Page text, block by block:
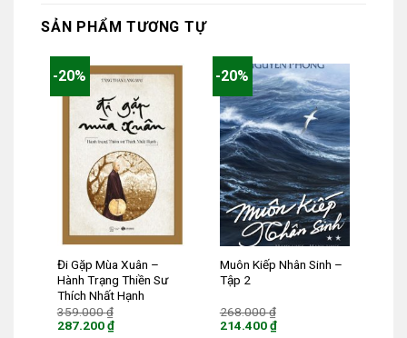
SẢN PHẨM TƯƠNG TỰ
-20%
Đi Gặp Mùa Xuân –
Hành Trạng Thiền Sư
Thích Nhất Hạnh
359.000₫
287.200₫
-20%
Muôn Kiếp Nhân Sinh –
Tập 2
268.000₫
214.400₫